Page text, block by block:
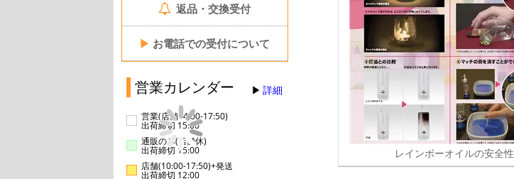
返品・交換受付
▶ お電話での受付について
営業カレンダー 詳細
営業(店舗14:00-17:50)
出荷締切 15:00
通販のみ(店舗休)
出荷締切 15:00
店舗(10:00-17:50)+発送
出荷締切 12:00
レインボーオイルの安全性